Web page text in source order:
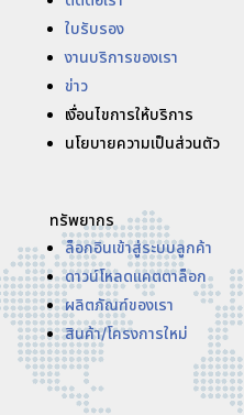
ใบรับรอง
งานบริการของเรา
ข่าว
เงื่อนไขการให้บริการ
นโยบายความเป็นส่วนตัว
ทรัพยากร
ล็อกอินเข้าสู่ระบบลูกค้า
ดาวน์โหลดแคตตาล็อก
ผลิตภัณฑ์ของเรา
สินค้า/โครงการใหม่